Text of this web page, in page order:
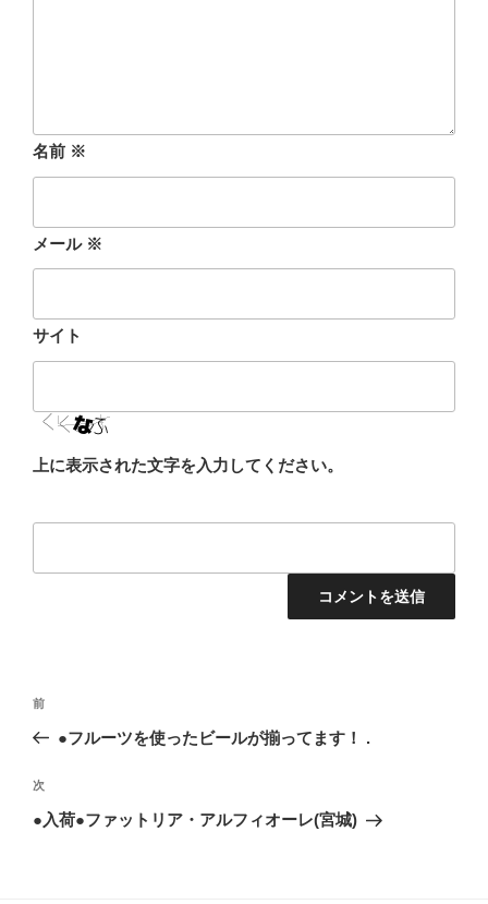
名前 ※
メール ※
サイト
上に表示された文字を入力してください。
投
ビ
ゲ
前
の
稿
前
●フルーツを使ったビールが揃ってます！ .
次
の
次
●入荷●ファットリア・アルフィオーレ(宮城)